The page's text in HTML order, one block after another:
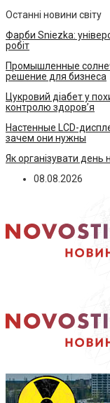
Останні новини світу
Фарби Sniezka:
робіт
Промышленные
решение для бизнеса
Цукровий діабет у
контролю здоров’я
Настенные LCD-
зачем они нужны
Як організувати день
08.08.2026